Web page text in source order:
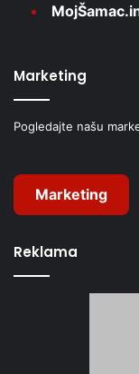
Marketing
Pogledajte našu
Marketing
Reklama